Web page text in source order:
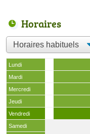
Horaires
Lundi
Mardi
Mercredi
Jeudi
Vendredi
Samedi